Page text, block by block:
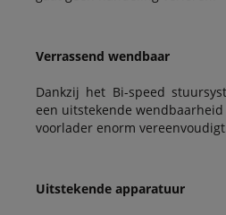
Verrassend wendbaar
Dankzij het Bi-speed
een uitstekende
voorlader enorm
Uitstekende apparatuur